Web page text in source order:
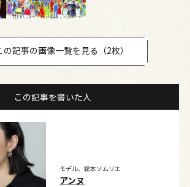
の記事の画像一覧を見る（2枚）
この記事を書いた人
モデル、絵本ソムリエ
アンヌ